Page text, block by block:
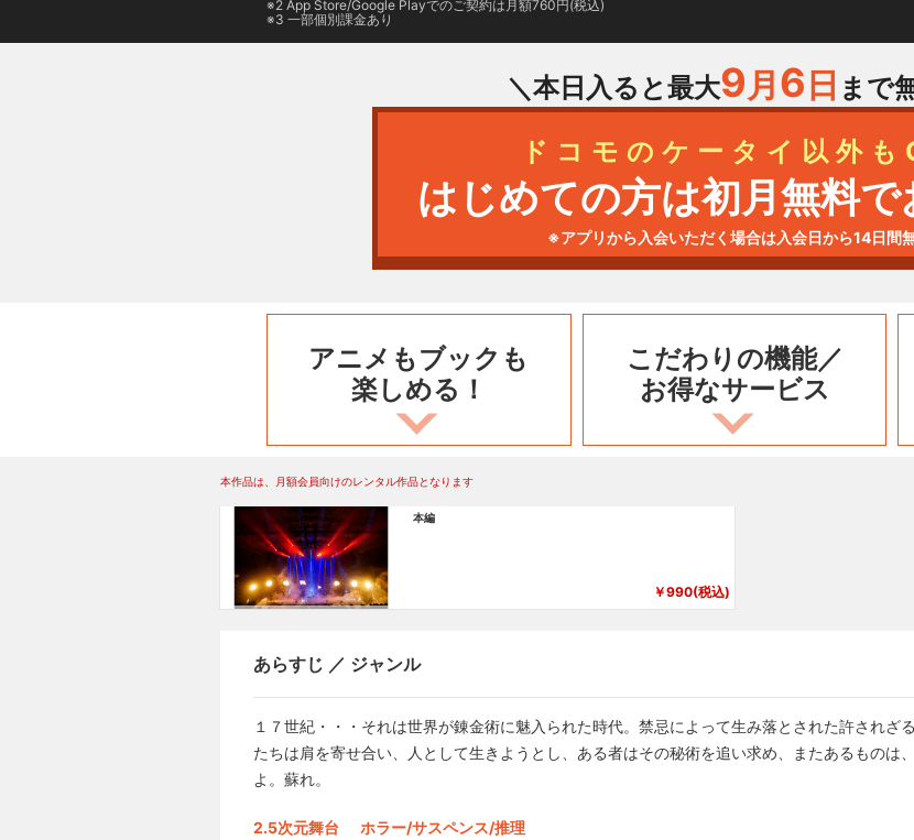
2 App Store/Google Playでのご契約は月額760円(税込)
3 一部個別課金あり
＼本日入ると最大9月 6 日 まで
ドコモのケータイ以外も
はじめての方は初月無料で
※アプリから入会いただく場合は入会日から14日間
アニメもブックも
楽しめる！
こだわりの機能／
お得なサービス
本作品は、月額会員向けのレンタル作品となります
本編
￥990(税込)
あらすじ ／ ジャンル
１７世紀・・・それは世界が錬金術に魅入られた時代。禁忌によって生み落とされた許されざ
たちは肩を寄せ合い、人として生きようとし、ある者はその秘術を追い求め、またあるものは
よ。蘇れ。
2.5次元舞台 ホラー/サスペンス/推理